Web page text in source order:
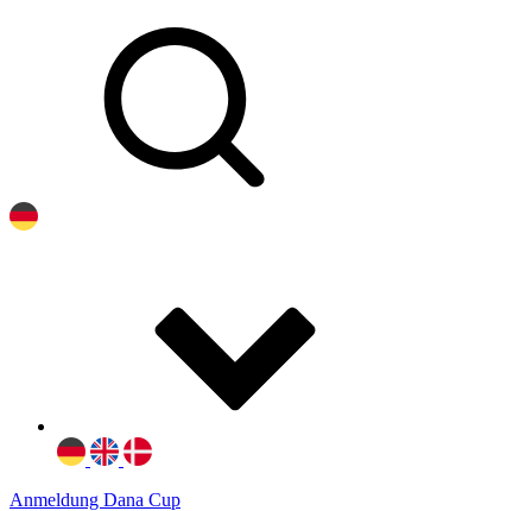
Anmeldung Dana Cup